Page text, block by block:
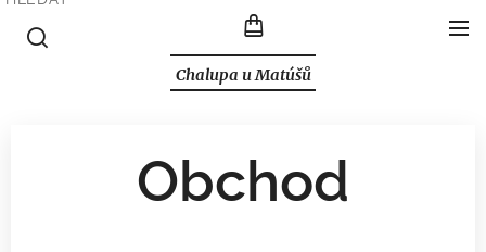
Chalupa u Matúšů
Obchod